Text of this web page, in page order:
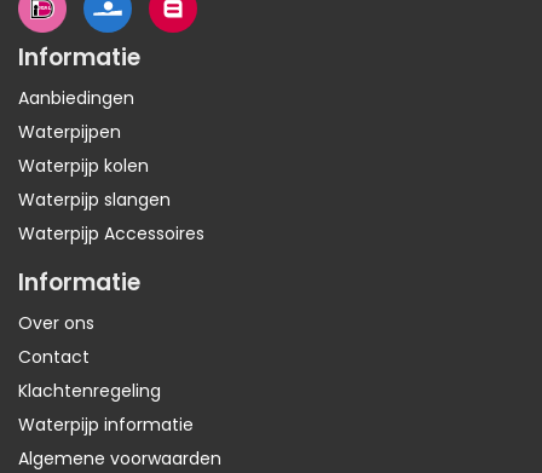
Informatie
Aanbiedingen
Waterpijpen
Waterpijp kolen
Waterpijp slangen
Waterpijp Accessoires
Informatie
Over ons
Contact
Klachtenregeling
Waterpijp informatie
Algemene voorwaarden